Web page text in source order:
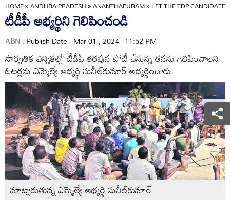
HOME»ANDHRA PRADESH»ANANTHAPURAM»LET THE TDP CANDIDATE
టీడీపీ అభ్యర్థిని గెలిపించండి
ABN, Publish Date - Mar 01 , 2024 | 11:52 PM
సార్వత్రిక ఎన్నికల్లో టీడీపీ తరపున పోటీ చేస్తున్న తనను గెలిపించాలని
ఓటర్లను ఎమ్మెల్యే అభ్యర్థి సునీల్‌కుమార్‌ అభ్యర్థించారు.
మాట్లాడుతున్న ఎమ్మెల్యే అభ్యర్థి సునీల్‌కుమార్‌